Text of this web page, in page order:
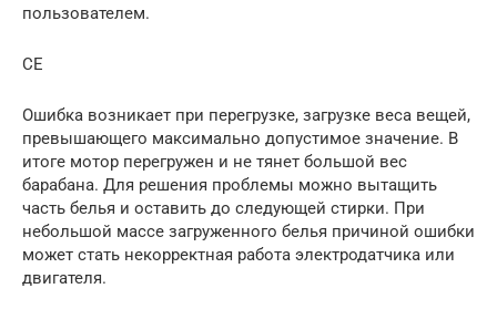
пользователем.
CE
Ошибка возникает при перегрузке, загрузке веса вещей,
превышающего максимально допустимое значение. В
итоге мотор перегружен и не тянет большой вес
барабана. Для решения проблемы можно вытащить
часть белья и оставить до следующей стирки. При
небольшой массе загруженного белья причиной ошибки
может стать некорректная работа электродатчика или
двигателя.